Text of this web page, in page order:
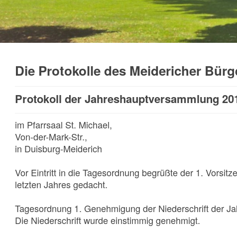
Die Protokolle des Meidericher
Protokoll der Jahreshauptversammlung
im Pfarrsaal St. Michael,
Von-der-Mark-Str.,
in Duisburg-Meiderich
Vor Eintritt in die Tagesordnung begrüßte der 1.
letzten Jahres gedacht.
Tagesordnung 1. Genehmigung der Niederschrift der
Die Niederschrift wurde einstimmig genehmigt.